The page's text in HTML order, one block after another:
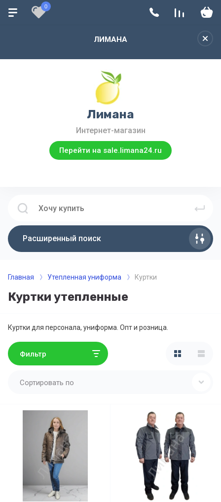
ЛИМАНА
0
Лимана
Интернет-магазин
Перейти на sale.limana24.ru
Расширенный поиск
Главная Утепленная униформа Куртки
Куртки утепленные
Куртки для персонала, униформа. Опт и розница.
Фильтр
Сортировать по